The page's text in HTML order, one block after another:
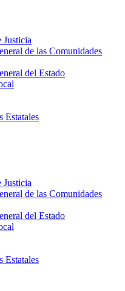
Justicia
de las Comunidades
del Estado
Estatales
Justicia
de las Comunidades
del Estado
Estatales